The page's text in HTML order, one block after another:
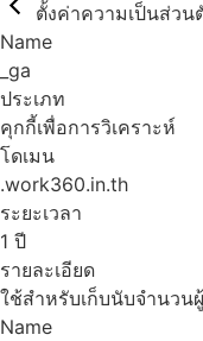
ตั้งค่าความเป็นส่วน
Name
_ga
ประเภท
คุกกี้เพื่อการวิเคราะห์
โดเมน
.work360.in.th
ระยะเวลา
1 ปี
รายละเอียด
ใช้สำหรับเก็บนับจำนวน
Name